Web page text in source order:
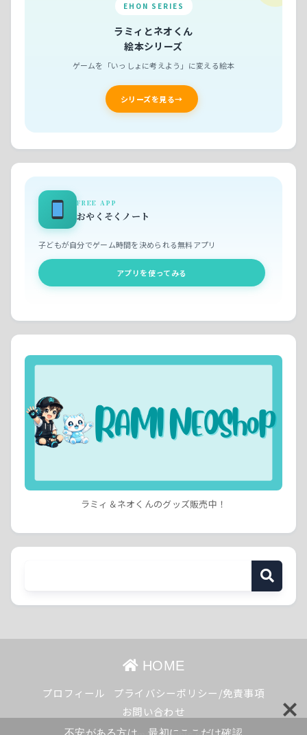
EHON SERIES
ラミィとネオくん
絵本シリーズ
ゲームを「いっしょに考えよう」に変える絵本
シリーズを見る
FREE APP
おやくそくノート
子どもが自分でゲーム時間を決められる無料アプリ
アプリを使ってみる
ラミィ＆ネオくんのグッズ販売中！
HOME
プロフィール
プライバシーポリシー/免責事項
お問い合わせ